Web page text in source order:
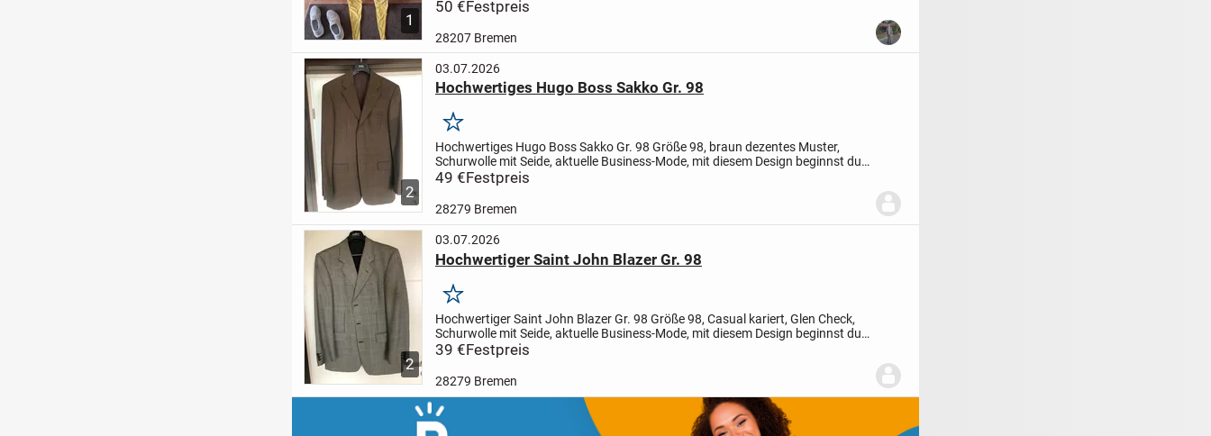
1
50 €Festpreis
28207 Bremen
2
03.07.2026
Hochwertiges Hugo Boss Sakko Gr. 98
Merken
Hochwertiges Hugo Boss Sakko Gr. 98 Größe 98, braun dezentes Muster,
Schurwolle mit Seide, aktuelle Business-Mode, mit diesem Design beginnst du
deinen Tag selbstbewusst. Das Sakko für Männer ist aus...
49 €Festpreis
28279 Bremen
2
03.07.2026
Hochwertiger Saint John Blazer Gr. 98
Merken
Hochwertiger Saint John Blazer Gr. 98 Größe 98, Casual kariert, Glen Check,
Schurwolle mit Seide, aktuelle Business-Mode, mit diesem Design beginnst du
deinen Tag selbstbewusst. Das Sakko für Männer...
39 €Festpreis
28279 Bremen